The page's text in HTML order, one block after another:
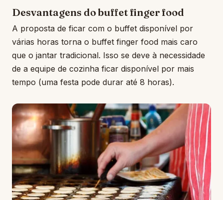
Desvantagens do buffet finger food
A proposta de ficar com o buffet disponível por
várias horas torna o buffet finger food mais caro
que o jantar tradicional. Isso se deve à necessidade
de a equipe de cozinha ficar disponível por mais
tempo (uma festa pode durar até 8 horas).